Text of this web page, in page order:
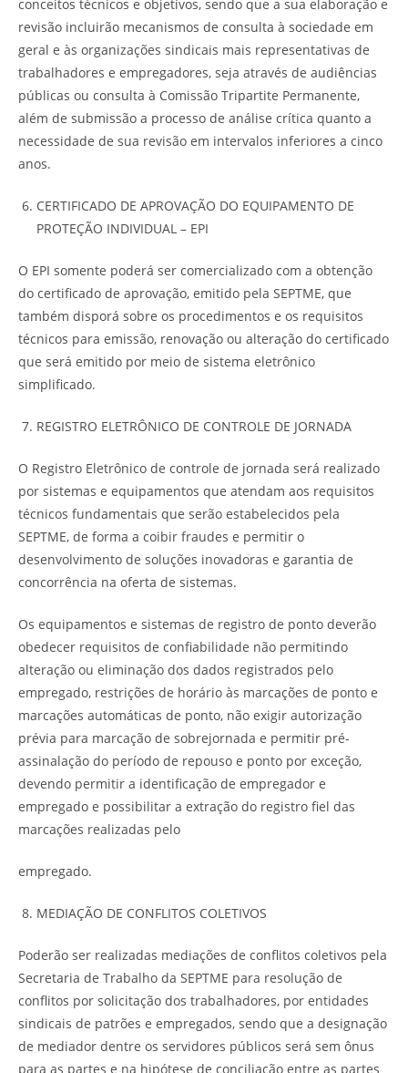
conceitos técnicos e objetivos, sendo que a sua elaboração e
revisão incluirão mecanismos de consulta à sociedade em
geral e às organizações sindicais mais representativas de
trabalhadores e empregadores, seja através de audiências
públicas ou consulta à Comissão Tripartite Permanente,
além de submissão a processo de análise crítica quanto a
necessidade de sua revisão em intervalos inferiores a cinco
anos.
CERTIFICADO DE APROVAÇÃO DO EQUIPAMENTO DE
PROTEÇÃO INDIVIDUAL – EPI
O EPI somente poderá ser comercializado com a obtenção
do certificado de aprovação, emitido pela SEPTME, que
também disporá sobre os procedimentos e os requisitos
técnicos para emissão, renovação ou alteração do certificado
que será emitido por meio de sistema eletrônico
simplificado.
REGISTRO ELETRÔNICO DE CONTROLE DE JORNADA
O Registro Eletrônico de controle de jornada será realizado
por sistemas e equipamentos que atendam aos requisitos
técnicos fundamentais que serão estabelecidos pela
SEPTME, de forma a coibir fraudes e permitir o
desenvolvimento de soluções inovadoras e garantia de
concorrência na oferta de sistemas.
Os equipamentos e sistemas de registro de ponto deverão
obedecer requisitos de confiabilidade não permitindo
alteração ou eliminação dos dados registrados pelo
empregado, restrições de horário às marcações de ponto e
marcações automáticas de ponto, não exigir autorização
prévia para marcação de sobrejornada e permitir pré-
assinalação do período de repouso e ponto por exceção,
devendo permitir a identificação de empregador e
empregado e possibilitar a extração do registro fiel das
marcações realizadas pelo
empregado.
MEDIAÇÃO DE CONFLITOS COLETIVOS
Poderão ser realizadas mediações de conflitos coletivos pela
Secretaria de Trabalho da SEPTME para resolução de
conflitos por solicitação dos trabalhadores, por entidades
sindicais de patrões e empregados, sendo que a designação
de mediador dentre os servidores públicos será sem ônus
para as partes e na hipótese de conciliação entre as partes